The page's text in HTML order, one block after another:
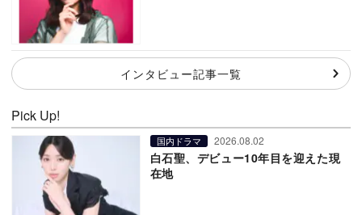
インタビュー記事一覧
Pick Up!
国内ドラマ 2026.08.02
白石聖、デビュー10年目を迎えた現
在地